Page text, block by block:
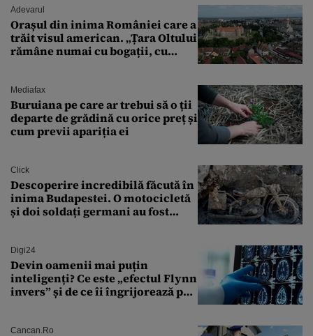
Adevarul
Orașul din inima României care a
trăit visul american. „Țara Oltului
rămâne numai cu bogații, cu
Mediafax
Buruiana pe care ar trebui să o ții
departe de grădină cu orice preț și
cum previi apariția ei
Click
Descoperire incredibilă făcută în
inima Budapestei. O motocicletă
și doi soldați germani au fost
Digi24
Devin oamenii mai puțin
inteligenți? Ce este „efectul Flynn
invers” și de ce îi îngrijorează pe
Cancan.ro